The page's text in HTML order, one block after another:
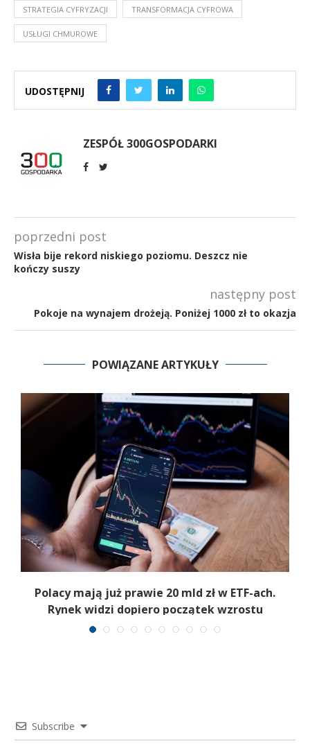
STRATEGIA CYFRYZACJI TRANSFORMACJA CYFROWA
USŁUGI CHMUROWE
UDOSTĘPNIJ
ZESPÓŁ 300GOSPODARKI
poprzedni post
Wisła bije rekord niskiego poziomu. Deszcz nie
kończy suszy
następny post
Pokoje na wynajem drożeją. Poniżej 1000 zł to okazja
POWIĄZANE ARTYKUŁY
Polacy mają już prawie 20 mld zł w ETF-ach.
Rynek widzi dopiero początek wzrostu
Subscribe